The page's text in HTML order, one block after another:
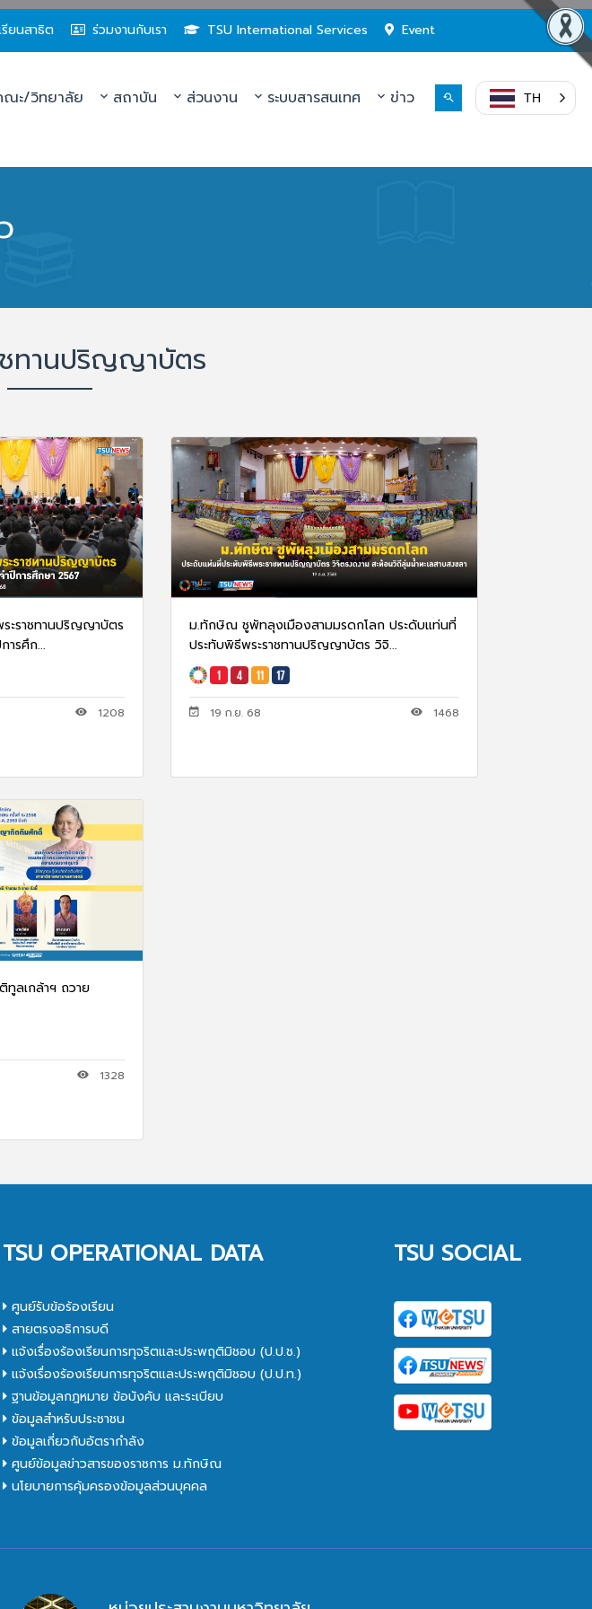
รียนสาธิต ร่วมงานกับเรา TSU International Services Event
ะ/วิทยาลัย สถาบัน ส่วนงาน ระบบสารสนเทศ ข่าว TH
ชทานปริญญาบัตร
ะราชทานปริญญาบัตร
ารศึก...
1208
ม.ทักษิณ ชูพัทลุงเมืองสามมรดกโลก ประดับแท่นที่
ประทับพิธีพระราชทานปริญญาบัตร วิจิ...
19 ก.ย. 68 1468
ลเกล้าฯ ถวาย
1328
TSU OPERATIONAL DATA
ศูนย์รับข้อร้องเรียน
สายตรงอธิการบดี
แจ้งเรื่องร้องเรียนการทุจริตและประพฤติมิชอบ (ป.ป.ช.)
แจ้งเรื่องร้องเรียนการทุจริตและประพฤติมิชอบ (ป.ป.ท.)
ฐานข้อมูลกฎหมาย ข้อบังคับ และระเบียบ
ข้อมูลสำหรับประชาชน
ข้อมูลเกี่ยวกับอัตรากำลัง
ศูนย์ข้อมูลข่าวสารของราชการ ม.ทักษิณ
นโยบายการคุ้มครองข้อมูลส่วนบุคคล
TSU SOCIAL